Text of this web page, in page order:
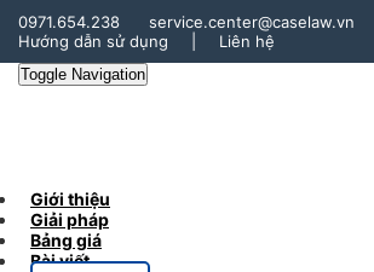
0971.654.238
service.center@caselaw.vn
Hướng dẫn sử dụng
Liên hệ
Toggle Navigation
Giới thiệu
Giải pháp
Bảng giá
Bài viết